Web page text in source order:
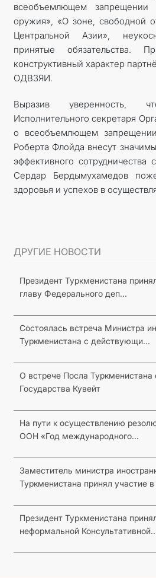
всеобъемлющем запрещении
оружия», «О зоне, свободной
Центральной Азии»,
принятые обязательства.
конструктивный характер
ОДВЗЯИ.
Выразив уверенность,
Исполнительного секретаря
о всеобъемлющем
Роберта Флойда внесут
эффективного
Сердар Бердымухамедов
здоровья и успехов в
ДРУГИЕ НОВОСТИ
Президент Туркменистана
главу Федерального деп...
Состоялась встреча Министра
Туркменистана с действующи...
О встрече Посла
Государства Кувейт
На пути к осуществлению
ООН «Год международного...
Заместитель министра
Туркменистана принял участие в
Президент Туркменистана
неформальной